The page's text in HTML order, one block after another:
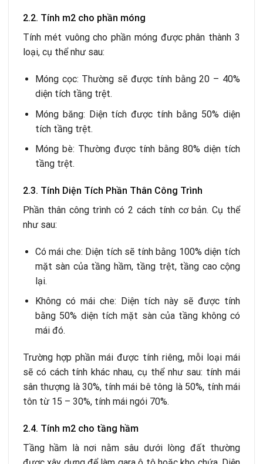
2.2. Tính m2 cho phần móng
Tính mét vuông cho phần móng được phân thành 3
loại, cụ thể như sau:
Móng cọc: Thường sẽ được tính bằng 20 – 40%
diện tích tầng trệt.
Móng băng: Diện tích được tính bằng 50% diện
tích tầng trệt.
Móng bè: Thường được tính bằng 80% diện tích
tầng trệt.
2.3. Tính Diện Tích Phần Thân Công Trình
Phần thân công trình có 2 cách tính cơ bản. Cụ thể
như sau:
Có mái che: Diện tích sẽ tính bằng 100% diện tích
mặt sàn của tầng hầm, tầng trệt, tầng cao cộng
lại.
Không có mái che: Diện tích này sẽ được tính
bằng 50% diện tích mặt sàn của tầng không có
mái đó.
Trường hợp phần mái được tính riêng, mỗi loại mái
sẽ có cách tính khác nhau, cụ thể như sau: tính mái
sân thượng là 30%, tính mái bê tông là 50%, tính mái
tôn từ 15 – 30%, tính mái ngói 70%.
2.4. Tính m2 cho tầng hầm
Tầng hầm là nơi nằm sâu dưới lòng đất thường